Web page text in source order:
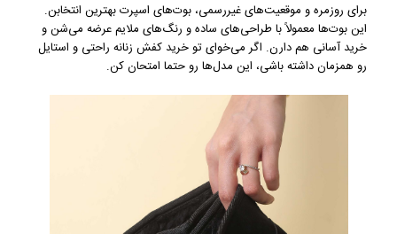
برای روزمره و موقعیت‌های غیررسمی، بوت‌های اسپرت بهترین انتخابن.
این بوت‌ها معمولاً با طراحی‌های ساده و رنگ‌های ملایم عرضه می‌شن و
خرید آسانی هم دارن. اگر می‌خوای تو خرید کفش زنانه راحتی و استایل
رو همزمان داشته باشی، این مدل‌ها رو حتما امتحان کن.